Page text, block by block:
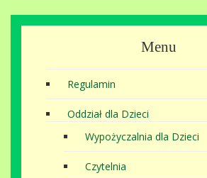
Menu
Regulamin
Oddział dla Dzieci
Wypożyczalnia dla Dzieci
Czytelnia